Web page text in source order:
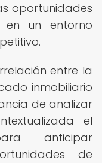
oportunidades
en un entorno
entre la
inmobiliario
de analizar
el
anticipar
de